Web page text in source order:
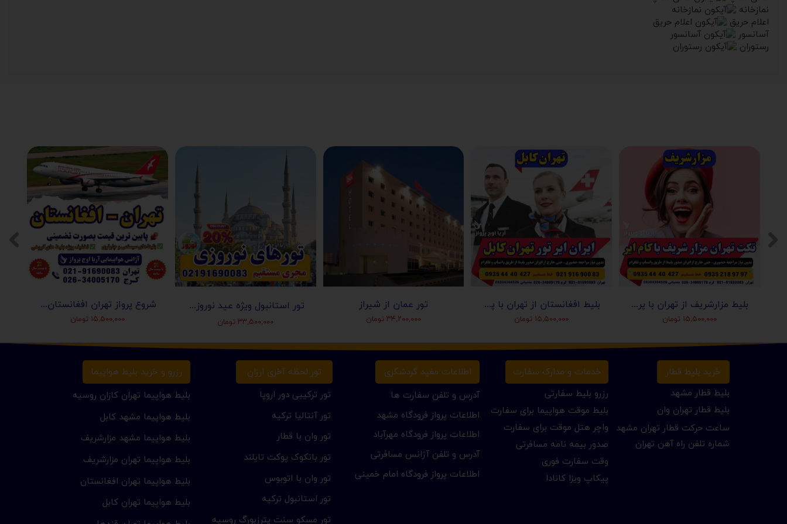
نمازخانه
اعلام حریق
آسانسور
رستوران
شروع پرواز تهران افغانستان (کابل-مزارشریف-هرات-قندهار)
۱۵,۵۰۰,۰۰۰ تومان
تور استانبول ویژه عید نوروز 1405 | مجری مستقیم ✈️
۳۳,۵۰۰,۰۰۰ تومان
تور عمان از شیراز
۳۴,۲۰۰,۰۰۰ تومان
بلیط افغانستان از تهران با پرواز آریانا افغان
۱۵,۵۰۰,۰۰۰ تومان
بلیط مزارشریف از تهران با پرواز کام ایر
۱۵,۵۰۰,۰۰۰ تومان
تور ترکیبی دور اروپا رزرو بلیط سفارتی
پیکاپ ویزا کانادا
بلیط هواپیما تهران کابل
بلیط هواپیما تهران مزارشریف
بلیط هواپیما مشهد کابل
بلیط هواپیما تهران افغانستان
بلیط هواپیما مشهد مزارشریف
بلیط قطار تهران وان
بلیط قطار مشهد
بلیط موقت هواپیما برای سفارت
واچر هتل موقت برای سفارت
اطلاعات پرواز فرودگاه امام خمینی
بلیط هواپیما تهران کازان روسیه
صدور بیمه نامه مسافرتی
تور آنتالیا ترکیه
تور استانبول ترکیه
تور مسکو سنت پترزبورگ روسیه
تور وان با قطار
تور بانکوک پوکت تایلند
تور وان با اتوبوس
ساعت حرکت قطار تهران مشهد
خرید بلیط قطار خدمات و مدارک سفارت رزرو و خرید بلیط هواپیما تور لحظه آخری ارزان
شماره تلفن راه آهن تهران
وقت سفارت فوری
اطلاعات پرواز فرودگاه مهرآباد
اطلاعات پرواز فرودگاه مشهد
آدرس و تلفن سفارت ها
آدرس و تلفن آژانس مسافرتی
اطلاعات مفید گردشگری